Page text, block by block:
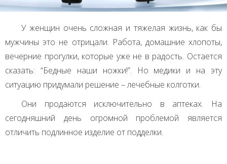
У женщин очень сложная и тяжелая жизнь, как бы
мужчины это не отрицали. Работа, домашние хлопоты,
вечерние прогулки, которые уже не в радость. Остается
сказать: “Бедные наши ножки!”. Но медики и на эту
ситуацию придумали решение – лечебные колготки.
Они продаются исключительно в аптеках. На
сегодняшний день огромной проблемой является
отличить подлинное изделие от подделки.